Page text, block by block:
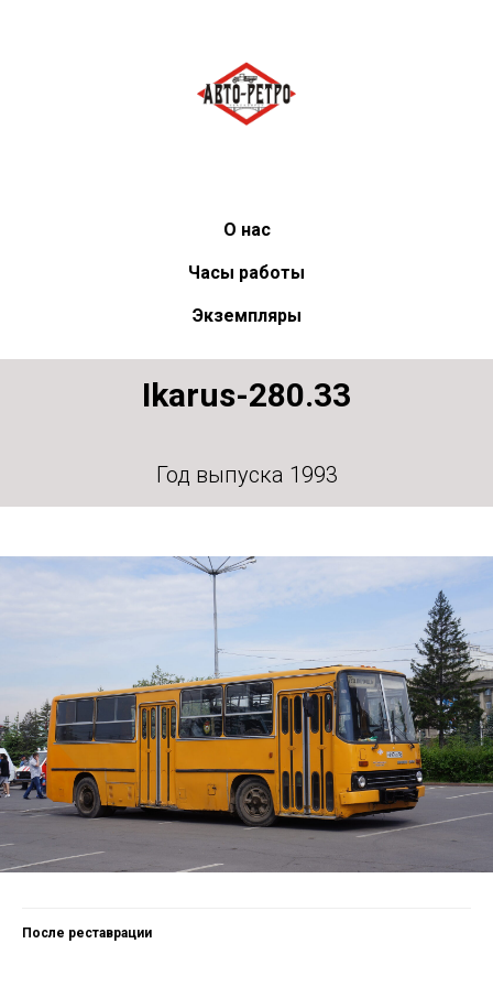
О нас
Часы работы
Экземпляры
Ikarus-280.33
Год выпуска 1993
После реставрации